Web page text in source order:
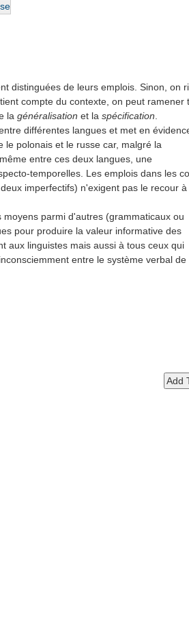
distinguées de leurs emplois. Sinon, on
compte du contexte, on peut ramener
la généralisation et la spécification.
différentes langues et met en
le polonais et le russe car, malgré la
entre ces deux langues, une
temporelles. Les emplois dans les
imperfectifs) n'exigent pas le recour à
parmi d'autres (grammaticaux ou
pour produire la valeur informative des
aux linguistes mais aussi à tous ceux qui
entre le système verbal de